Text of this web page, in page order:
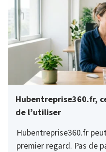
Hubentreprise360.fr,
de l’utiliser
Hubentreprise360.fr
premier regard. Pas de